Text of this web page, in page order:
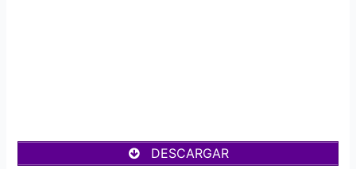
DESCARGAR